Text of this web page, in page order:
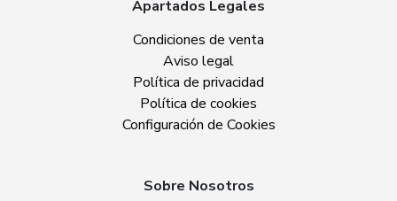
Apartados Legales
Condiciones de venta
Aviso legal
Política de privacidad
Política de cookies
Configuración de Cookies
Sobre Nosotros